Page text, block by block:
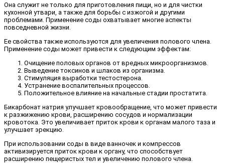
Она служит не только для приготовления пищи, но и для чистки
кухонной утвари, а также для борьбы с изжогой и другими
проблемами. Применение соды охватывает многие аспекты
повседневной жизни.
Ее свойства также используются для увеличения полового члена.
Применение соды может привести к следующим эффектам:
Очищение половых органов от вредных микроорганизмов.
Выведение токсинов и шлаков из организма.
Стимуляция выработки тестостерона.
Устранение воспалительных процессов.
Положительное влияние на начальные стадии простатита.
Бикарбонат натрия улучшает кровообращение, что может привести
к разжижению крови, расширению сосудов и нормализации
кровотока. Это увеличивает приток крови к органам малого таза и
улучшает эрекцию.
При использовании соды в виде ванночек и компрессов
активизируется приток крови к органу, что способствует
расширению пещеристых тел и увеличению полового члена.